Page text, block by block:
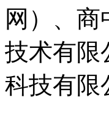
网）、
技术有限
科技有限